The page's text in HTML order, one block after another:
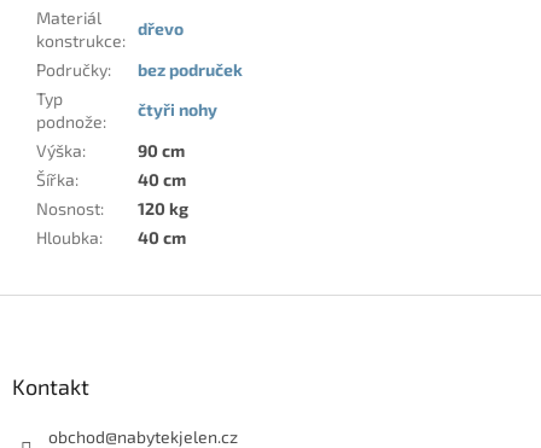
Materiál
konstrukce:
dřevo
Područky:
bez područek
Typ
podnože:
čtyři nohy
Výška:
90 cm
Šířka:
40 cm
Nosnost:
120 kg
Hloubka: 40 cm
Kontakt
obchod@nabytekjelen.cz